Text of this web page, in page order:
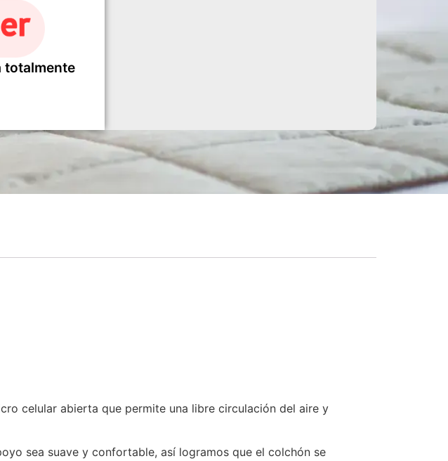
totalmente
celular abierta que permite una libre circulación del aire y
sea suave y confortable, así logramos que el colchón se